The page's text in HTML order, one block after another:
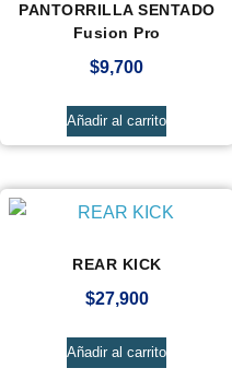
PANTORRILLA SENTADO
Fusion Pro
$9,700
Añadir al carrito
REAR KICK
$27,900
Añadir al carrito